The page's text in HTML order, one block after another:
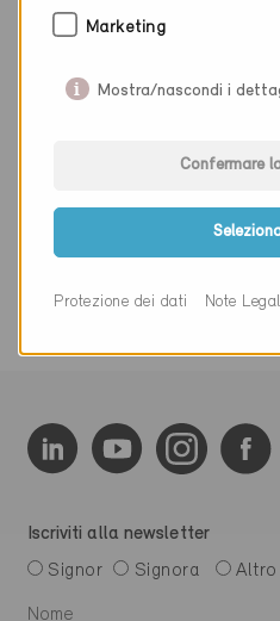
tetto / Finestre, porte,
Fisica della costruzione /
Iscriviti alla newsletter
Signor
Signora Altro
Marketing
Mostra/nascondi i
Confermare
Protezione dei dati Note